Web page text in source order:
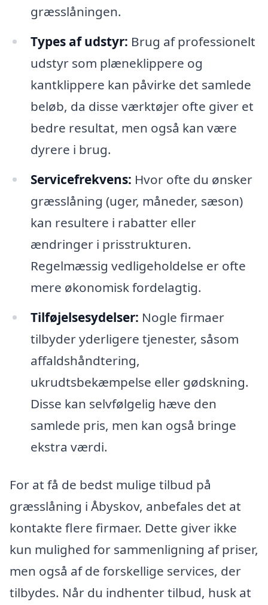
græsslåningen.
Types af udstyr: Brug af professionelt
udstyr som plæneklippere og
kantklippere kan påvirke det samlede
beløb, da disse værktøjer ofte giver et
bedre resultat, men også kan være
dyrere i brug.
Servicefrekvens: Hvor ofte du ønsker
græsslåning (uger, måneder, sæson)
kan resultere i rabatter eller
ændringer i prisstrukturen.
Regelmæssig vedligeholdelse er ofte
mere økonomisk fordelagtig.
Tilføjelsesydelser: Nogle firmaer
tilbyder yderligere tjenester, såsom
affaldshåndtering,
ukrudtsbekæmpelse eller gødskning.
Disse kan selvfølgelig hæve den
samlede pris, men kan også bringe
ekstra værdi.
For at få de bedst mulige tilbud på
græsslåning i Åbyskov, anbefales det at
kontakte flere firmaer. Dette giver ikke
kun mulighed for sammenligning af priser,
men også af de forskellige services, der
tilbydes. Når du indhenter tilbud, husk at